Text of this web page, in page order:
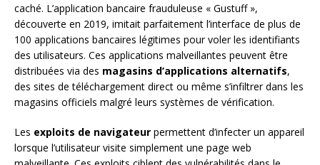
caché. L’application bancaire frauduleuse « Gustuff »,
découverte en 2019, imitait parfaitement l’interface de plus de
100 applications bancaires légitimes pour voler les identifiants
des utilisateurs. Ces applications malveillantes peuvent être
distribuées via des magasins d’applications alternatifs,
des sites de téléchargement direct ou même s’infiltrer dans les
magasins officiels malgré leurs systèmes de vérification.
Les exploits de navigateur permettent d’infecter un appareil
lorsque l’utilisateur visite simplement une page web